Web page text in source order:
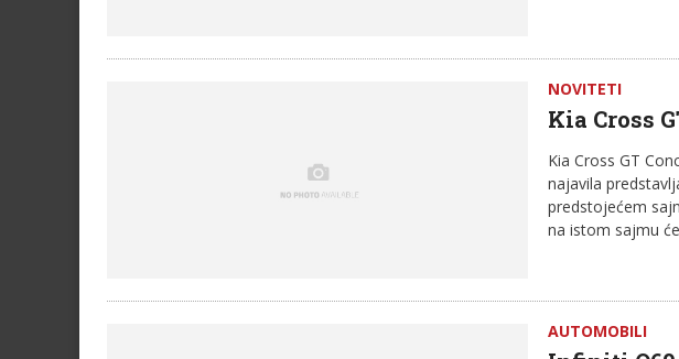
NOVITETI
Kia Cross
Kia Cross GT
najavila
predstojećem
na istom sajmu
AUTOMOBILI